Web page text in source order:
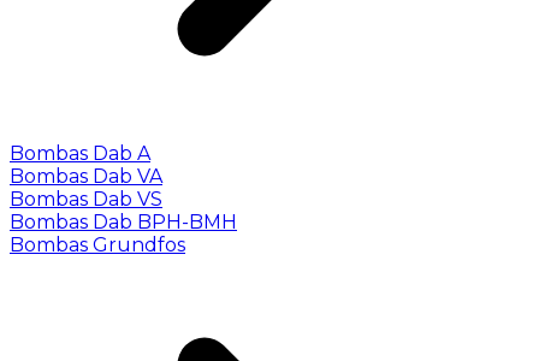
Bombas Dab A
Bombas Dab VA
Bombas Dab VS
Bombas Dab BPH-BMH
Bombas Grundfos